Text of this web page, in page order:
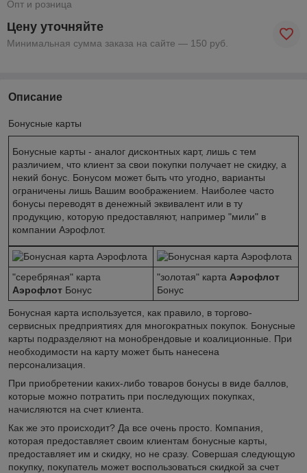
Опт и розница
Цену уточняйте
Минимальная сумма заказа на сайте — 150 руб.
Описание
Бонусные карты
Бонусные карты - аналог дисконтных карт, лишь с тем
различием, что клиент за свои покупки получает не скидку, а
некий бонус. Бонусом может быть что угодно, варианты
ограничены лишь Вашим воображением. Наиболее часто
бонусы переводят в денежный эквивалент или в ту
продукцию, которую предоставляют, например "мили" в
компании Аэрофлот.
"серебряная" карта
Аэрофлот Бонус
"золотая" карта Аэрофлот
Бонус
Бонусная карта используется, как правило, в торгово-
сервисных предприятиях для многократных покупок. Бонусные
карты подразделяют на монобрендовые и коалиционные. При
необходимости на карту может быть нанесена
персонализация.
При приобретении каких-либо товаров бонусы в виде баллов,
которые можно потратить при последующих покупках,
начисляются на счет клиента.
Как же это происходит? Да все очень просто. Компания,
которая предоставляет своим клиентам бонусные карты,
предоставляет им и скидку, но не сразу. Совершая следующую
покупку, покупатель может воспользоваться скидкой за счет